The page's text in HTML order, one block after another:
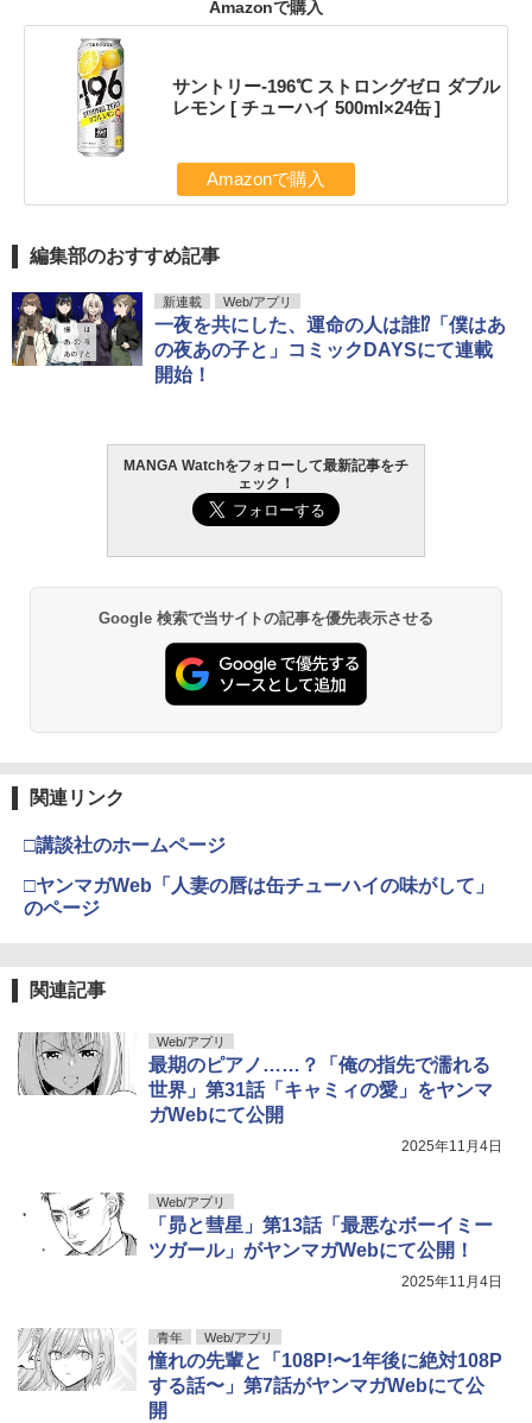
Amazonで購入
サントリー-196℃ ストロングゼロ ダブル
レモン [ チューハイ 500ml×24缶 ]
Amazonで購入
編集部のおすすめ記事
新連載 Web/アプリ
一夜を共にした、運命の人は誰⁉「僕はあ
の夜あの子と」コミックDAYSにて連載
開始！
MANGA Watchをフォローして最新記事をチ
ェック！
Google 検索で当サイトの記事を優先表示させる
関連リンク
□講談社のホームページ
□ヤンマガWeb「人妻の唇は缶チューハイの味がして」
のページ
関連記事
Web/アプリ
最期のピアノ……？「俺の指先で濡れる
世界」第31話「キャミィの愛」をヤンマ
ガWebにて公開
2025年11月4日
Web/アプリ
「昴と彗星」第13話「最悪なボーイミー
ツガール」がヤンマガWebにて公開！
2025年11月4日
青年 Web/アプリ
憧れの先輩と「108P!〜1年後に絶対108P
する話〜」第7話がヤンマガWebにて公
開